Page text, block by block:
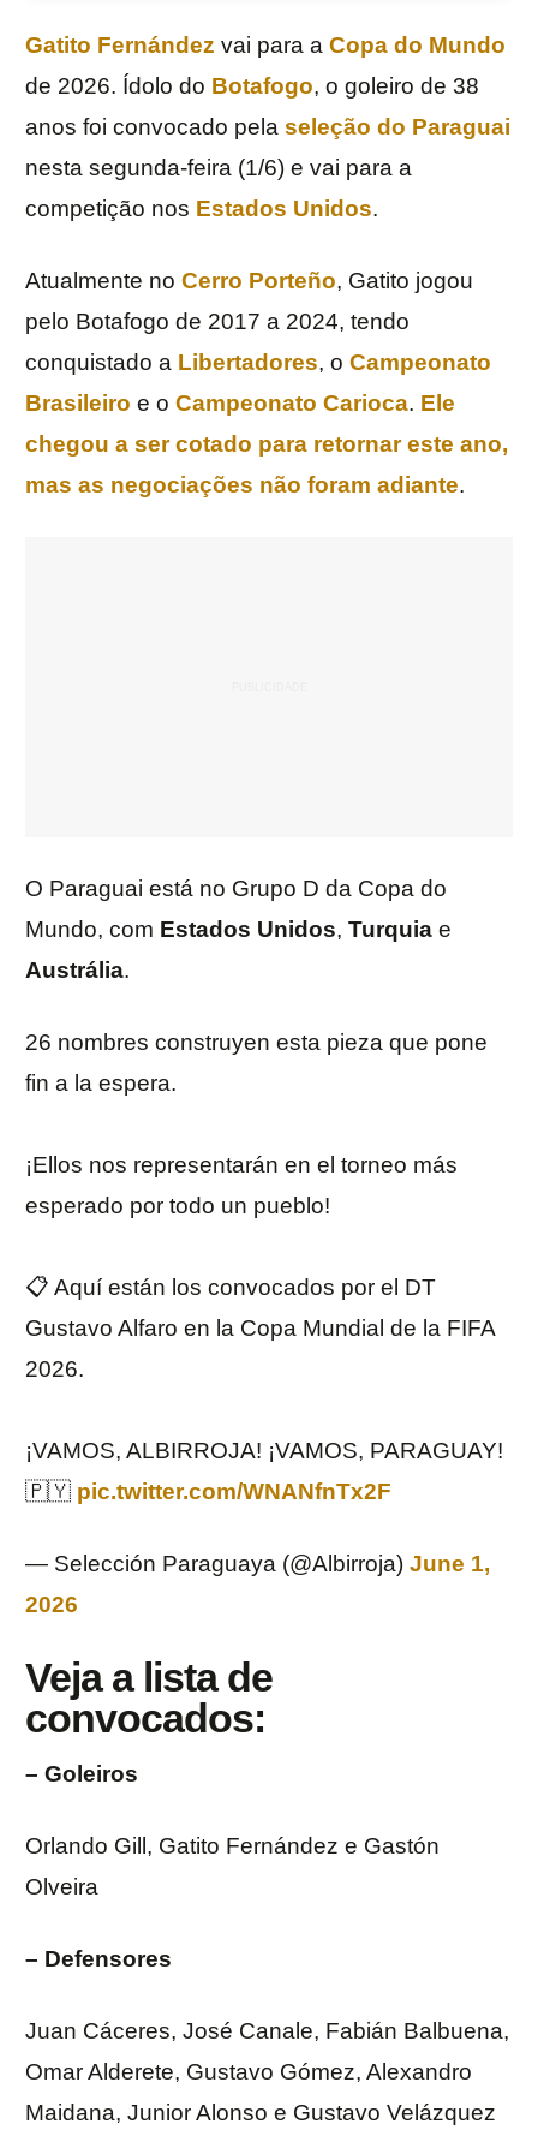
Gatito Fernández vai para a Copa do Mundo
de 2026. Ídolo do Botafogo, o goleiro de 38
anos foi convocado pela seleção do Paraguai
nesta segunda-feira (1/6) e vai para a
competição nos Estados Unidos.
Atualmente no Cerro Porteño, Gatito jogou
pelo Botafogo de 2017 a 2024, tendo
conquistado a Libertadores, o Campeonato
Brasileiro e o Campeonato Carioca. Ele
chegou a ser cotado para retornar este ano,
mas as negociações não foram adiante.
O Paraguai está no Grupo D da Copa do
Mundo, com Estados Unidos, Turquia e
Austrália.
26 nombres construyen esta pieza que pone
fin a la espera.
¡Ellos nos representarán en el torneo más
esperado por todo un pueblo!
📋 Aquí están los convocados por el DT
Gustavo Alfaro en la Copa Mundial de la FIFA
2026.
¡VAMOS, ALBIRROJA! ¡VAMOS, PARAGUAY!
🇵🇾 pic.twitter.com/WNANfnTx2F
— Selección Paraguaya (@Albirroja) June 1,
2026
Veja a lista de
convocados:
– Goleiros
Orlando Gill, Gatito Fernández e Gastón
Olveira
– Defensores
Juan Cáceres, José Canale, Fabián Balbuena,
Omar Alderete, Gustavo Gómez, Alexandro
Maidana, Junior Alonso e Gustavo Velázquez